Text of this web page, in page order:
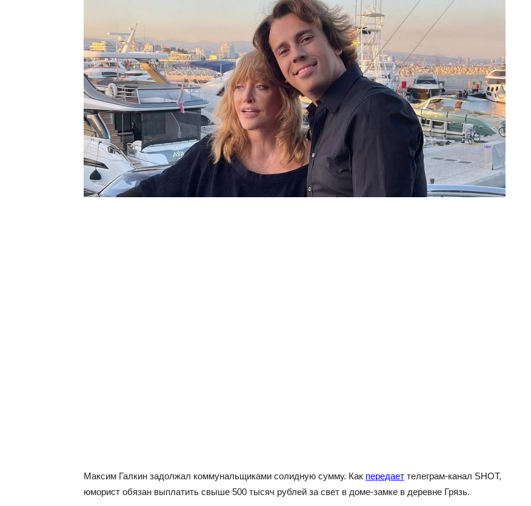
Шоу-
Бизнеса
Максим Галкин задолжал коммунальщиками солидную сумму. Как передает телеграм-канал SHOT,
юморист обязан выплатить свыше 500 тысяч рублей за свет в доме-замке в деревне Грязь.